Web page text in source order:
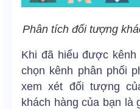
Phân tích đối tượng
Khi đã hiểu được
chọn kênh phân phối
xem xét đối tượng
khách hàng của bạn là